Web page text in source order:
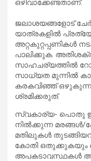
ഒഴിവാക്കേണ്ടതാണ്.
ജലാശയങ്ങളോട്
യാത്രകളിൽ
അറ്റകുറ്റപ്പണികൾ
പാലിക്കുക.
സാഹചര്യത്തിൽ
സാധ്യത മുന്നിൽ
കരകവിഞ്ഞ്
ശ്രമിക്കരുത്.
സ്വകാര്യ- പൊതു
നിൽക്കുന്ന
മതിലുകൾ
കോതി ഒതുക്കുകയും
അപകടാവസ്ഥകൾ